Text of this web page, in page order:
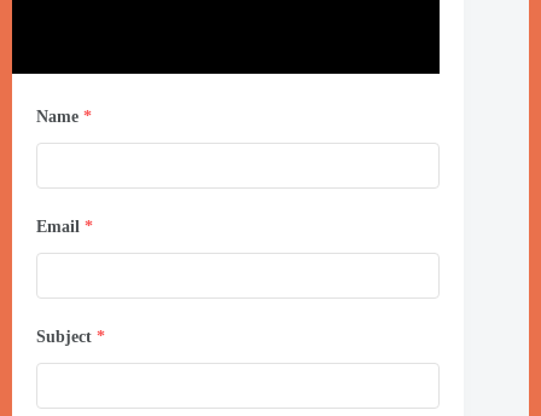
Name *
Email *
Subject *